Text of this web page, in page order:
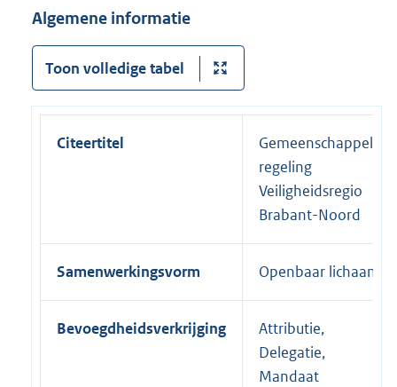
Algemene informatie
Toon volledige tabel
Citeertitel
Gemeenschappelijke
regeling
Veiligheidsregio
Brabant-Noord
Samenwerkingsvorm Openbaar lichaam
Bevoegdheidsverkrijging
Attributie,
Delegatie,
Mandaat